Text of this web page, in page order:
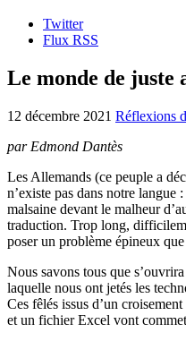
Twitter
Flux RSS
Le monde de juste
12 décembre 2021 Réflexions
par Edmond Dantès
Les Allemands (ce peuple a
n’existe pas dans notre langue :
malsaine devant le malheur
traduction. Trop long,
poser un problème épineux
Nous savons tous que
laquelle nous ont jetés les
Ces fêlés issus d’un
et un fichier Excel vont